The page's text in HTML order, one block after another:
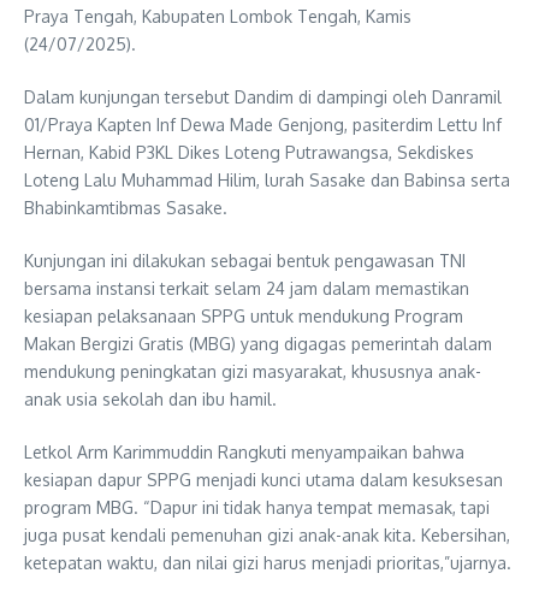
Praya Tengah, Kabupaten Lombok Tengah, Kamis
(24/07/2025).
Dalam kunjungan tersebut Dandim di dampingi oleh Danramil
01/Praya Kapten Inf Dewa Made Genjong, pasiterdim Lettu Inf
Hernan, Kabid P3KL Dikes Loteng Putrawangsa, Sekdiskes
Loteng Lalu Muhammad Hilim, lurah Sasake dan Babinsa serta
Bhabinkamtibmas Sasake.
Kunjungan ini dilakukan sebagai bentuk pengawasan TNI
bersama instansi terkait selam 24 jam dalam memastikan
kesiapan pelaksanaan SPPG untuk mendukung Program
Makan Bergizi Gratis (MBG) yang digagas pemerintah dalam
mendukung peningkatan gizi masyarakat, khususnya anak-
anak usia sekolah dan ibu hamil.
Letkol Arm Karimmuddin Rangkuti menyampaikan bahwa
kesiapan dapur SPPG menjadi kunci utama dalam kesuksesan
program MBG. “Dapur ini tidak hanya tempat memasak, tapi
juga pusat kendali pemenuhan gizi anak-anak kita. Kebersihan,
ketepatan waktu, dan nilai gizi harus menjadi prioritas,”ujarnya.